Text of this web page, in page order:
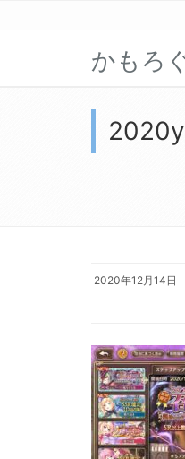
かもろ
2020年12月14日